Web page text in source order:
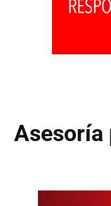
Asesoría